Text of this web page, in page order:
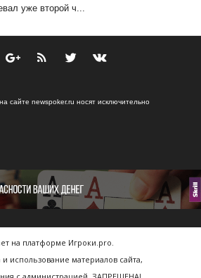
уже второй ч...
сайте newspoker.ru носят исключительно
на платформе Игроки.pro.
использование материалов сайта,